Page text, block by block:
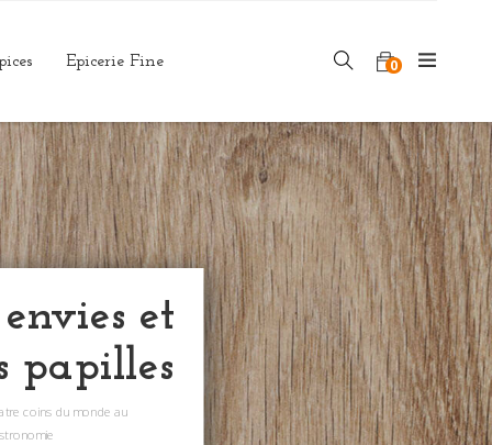
Epicerie Fine 0
et
papilles
coins du monde au